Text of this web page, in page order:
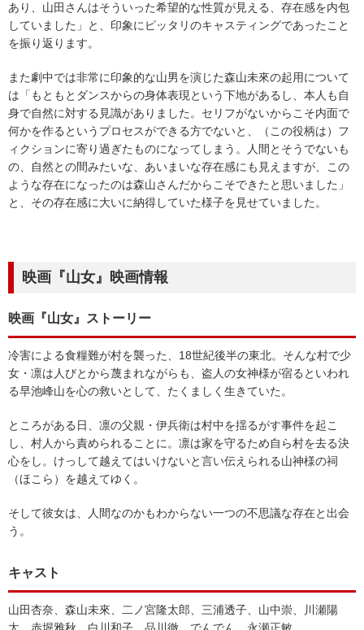
あり、山田さんはそういった希望的な性質が見える、存在感を内包
していました」と、印象にピッタリのキャスティングであったこと
を振り返ります。
また劇中では非常に印象的な山男を演じた森山未來の起用について
は「もともとダンスからの身体表現という下地があるし、本人も自
身で自然に対する見識がありました。セリフがないからこそ内面で
何かを作るというプロセスができる方でないと、（この役柄は）フ
ィクションに寄り過ぎたものになってしまう。人間とそうでないも
の、自然との間みたいな、あいまいな存在感にも見えますが、この
ような存在になったのは森山さんだからこそできたと思いました」
と、その存在感に大いに納得していた様子を見せていました。
映画『山女』映画情報
映画『山女』ストーリー
冷害による食糧難が村を襲った、18世紀後半の東北。そんな村で少
女・凛は人びとから蔑まれながらも、盗人の女神様が宿るといわれ
る早池峰山を心の救いとして、たくましく生きていた。
ところがある日、凛の父親・伊兵衛は村中を揺るがす事件を起こ
し、村人から責められることに。凛は家を守るため自ら村を去る決
心をし。けっして越えてはいけないと言い伝えられる山神様の祠
（ほこら）を越えてゆく。
そして彼女は、人間なのかもわからない一つの不思議な存在と出会
う。
キャスト
山田杏奈、森山未來、二ノ宮隆太郎、三浦透子、山中崇、川瀬陽